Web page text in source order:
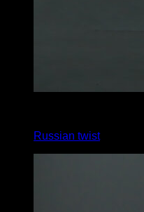
Russian twist